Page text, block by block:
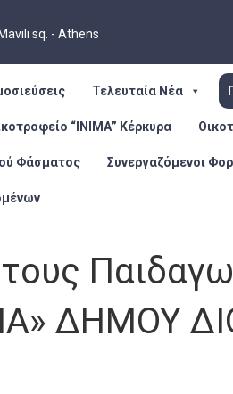
sq. - Athens
Τελευταία Νέα
“ΙΝΙΜΑ” Κέρκυρα
Φάσματος Συνεργαζόμενοι
τους
ΔΗΜΟΥ